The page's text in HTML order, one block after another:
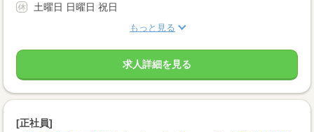
土曜日 日曜日 祝日
もっと見る
求人詳細を見る
[正社員]